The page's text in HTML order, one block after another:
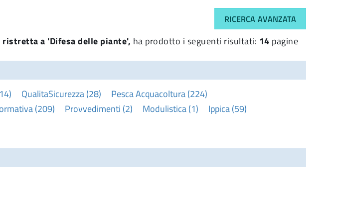
RICERCA AVANZATA
a 'Difesa delle piante', ha prodotto i seguenti risultati: 14 pagine
QualitaSicurezza (28)
Pesca Acquacoltura (224)
(209) Provvedimenti (2) Modulistica (1)
Ippica (59)